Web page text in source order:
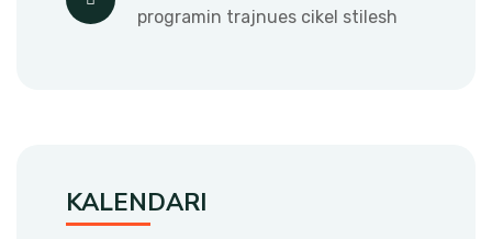
programin trajnues cikel stilesh
KALENDARI